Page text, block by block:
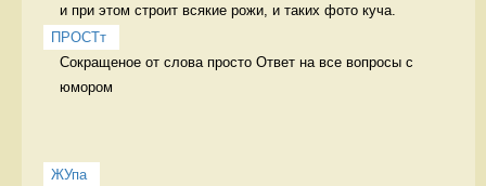
и при этом строит всякие рожи, и таких фото куча.
ПРОСТт
Сокращеное от слова просто Ответ на все вопросы с
юмором
ЖУпа